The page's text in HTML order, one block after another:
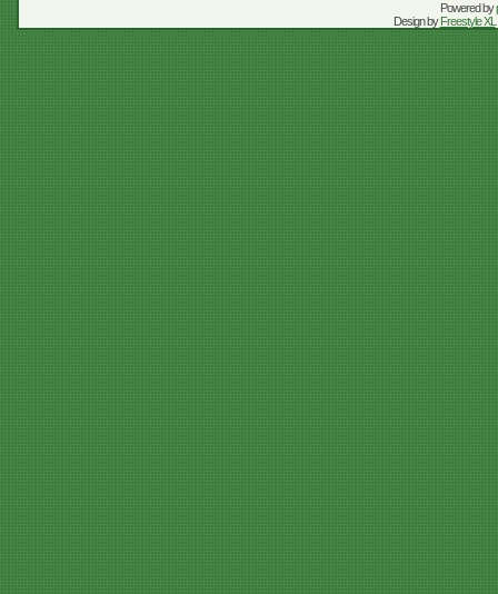
Powered by
Design byFreestyle XL